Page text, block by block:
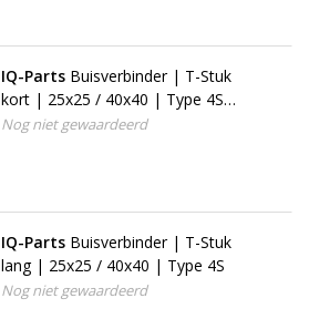
IQ-Parts Buisverbinder | T-Stuk
kort | 25x25 / 40x40 | Type 4S
(101F)
Nog niet gewaardeerd
IQ-Parts Buisverbinder | T-Stuk
lang | 25x25 / 40x40 | Type 4S
Nog niet gewaardeerd